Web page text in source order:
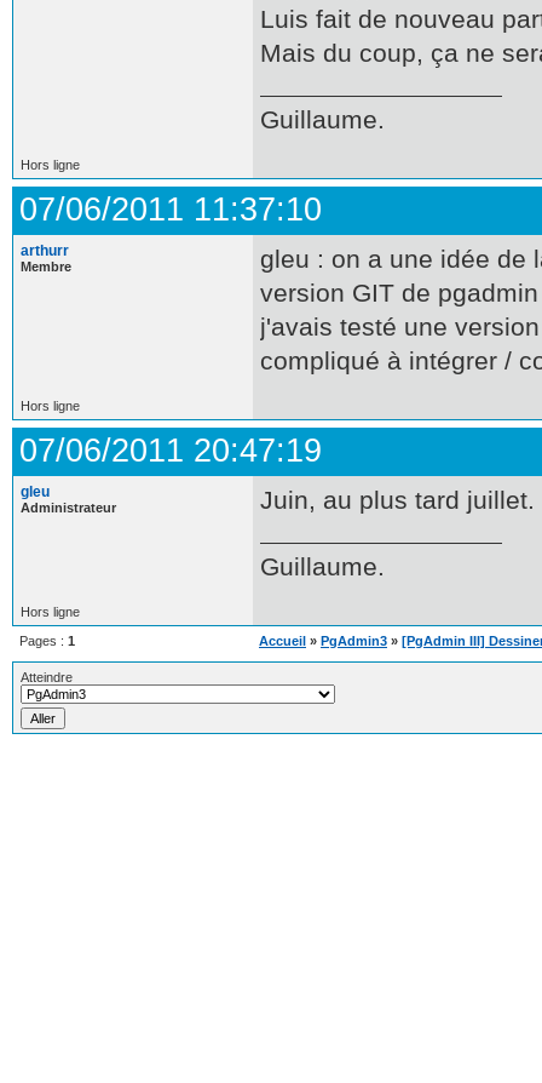
Luis fait de nouveau
Mais du coup, ça ne
Guillaume.
Hors ligne
07/06/2011 11:37:10
arthurr
Membre
gleu : on a une idée de
version GIT de
j'avais testé une
compliqué à intégrer /
Hors ligne
07/06/2011 20:47:19
gleu
Administrateur Juin, au plus tard juillet.
Guillaume.
Hors ligne
Pages : 1 Accueil » PgAdmin3 » [PgAdmin III]
Atteindre